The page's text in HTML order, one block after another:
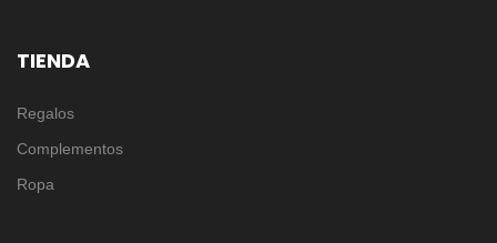
TIENDA
Regalos
Complementos
Ropa